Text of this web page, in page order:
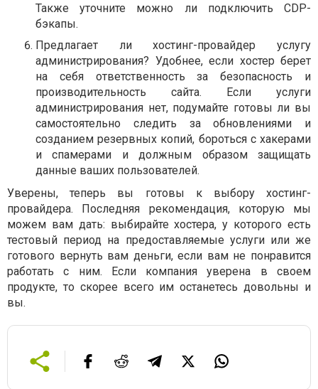
Также уточните можно ли подключить CDP-
бэкапы.
Предлагает ли хостинг-провайдер услугу
администрирования? Удобнее, если хостер берет
на себя ответственность за безопасность и
производительность сайта. Если услуги
администрирования нет, подумайте готовы ли вы
самостоятельно следить за обновлениями и
созданием резервных копий, бороться с хакерами
и спамерами и должным образом защищать
данные ваших пользователей.
Уверены, теперь вы готовы к выбору хостинг-
провайдера. Последняя рекомендация, которую мы
можем вам дать: выбирайте хостера, у которого есть
тестовый период на предоставляемые услуги или же
готового вернуть вам деньги, если вам не понравится
работать с ним. Если компания уверена в своем
продукте, то скорее всего им останетесь довольны и
вы.